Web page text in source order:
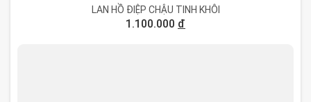
LAN HỒ ĐIỆP CHẬU TINH KHÔI
1.100.000 đ